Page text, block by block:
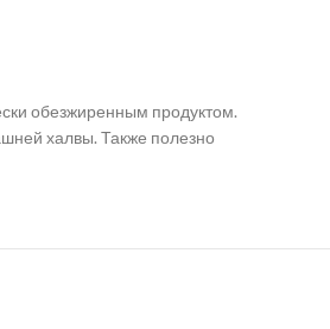
продуктом.
халвы. Также полезно